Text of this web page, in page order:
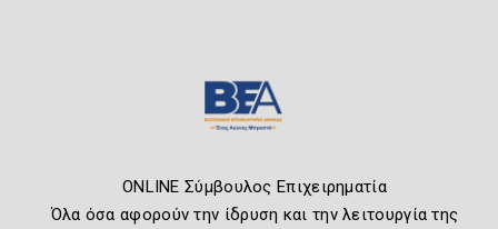
ONLINE Σύμβουλος Επιχειρηματία
Όλα όσα αφορούν την ίδρυση και την λειτουργία της